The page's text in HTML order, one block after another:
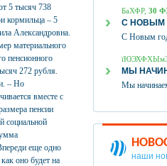
5 тысяч 738
кормильца – 5
Александровна.
материального
пенсионного
272 рубля.
– Но
вместе с
пенсии
социальной
еще одно
оно будет на
БаХФР, 30
С НОВЫМ
С Новым
МЫ
Мы
наши